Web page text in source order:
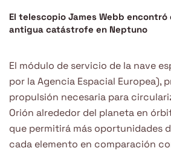
El telescopio James Webb
antigua catástrofe en Neptuno
El módulo de servicio de la nave
por la Agencia Espacial Europea),
propulsión necesaria para
Orión alrededor del planeta en
que permitirá más oportunidades
cada elemento en comparación